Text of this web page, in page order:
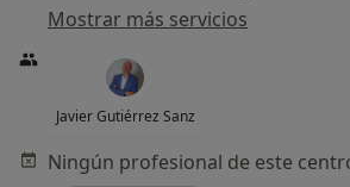
Mostrar más servicios
Javier Gutiérrez Sanz